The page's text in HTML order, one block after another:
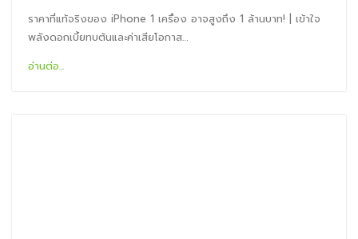
ราคาที่แท้จริงของ iPhone 1 เครื่อง อาจสูงถึง 1 ล้านบาท! | เข้าใจ
พลังดอกเบี้ยทบต้นและค่าเสียโอกาส…
อ่านต่อ...